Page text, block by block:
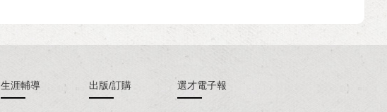
生涯輔導 出版/訂購 選才電子報